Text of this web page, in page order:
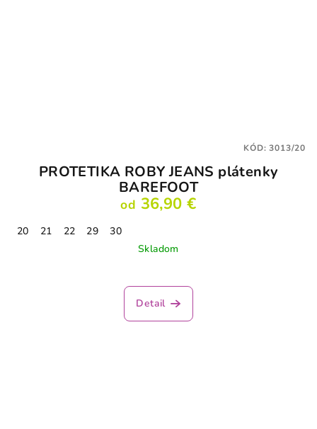
PROTETIKA ROBY JEANS plátenky
BAREFOOT
od 36,90 €
20 21 22 29
30
Skladom
Detail
KÓD:3013/20